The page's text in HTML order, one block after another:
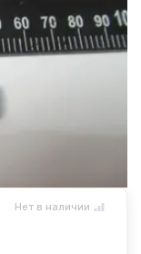
Нет в наличии